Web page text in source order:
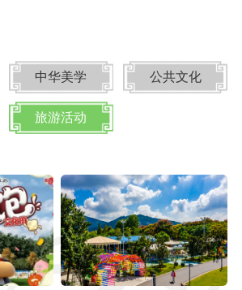
中华美学 公共文化
旅游活动